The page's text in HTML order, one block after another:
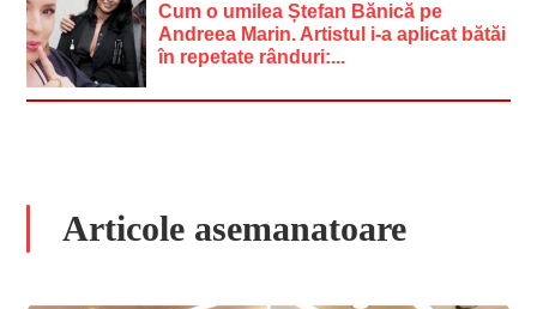
Cum o umilea Ștefan Bănică pe
Andreea Marin. Artistul i-a aplicat bătăi
în repetate rânduri:...
Articole asemanatoare